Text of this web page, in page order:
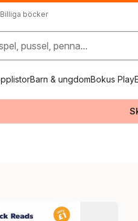
Billiga böcker
pussel, penna...
Barn & ungdomBokus Play